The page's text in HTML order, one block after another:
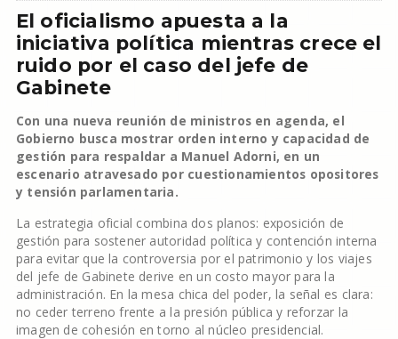
El oficialismo apuesta a la
iniciativa política mientras crece el
ruido por el caso del jefe de
Gabinete
Con una nueva reunión de ministros en agenda, el
Gobierno busca mostrar orden interno y capacidad de
gestión para respaldar a Manuel Adorni, en un
escenario atravesado por cuestionamientos opositores
y tensión parlamentaria.
La estrategia oficial combina dos planos: exposición de
gestión para sostener autoridad política y contención interna
para evitar que la controversia por el patrimonio y los viajes
del jefe de Gabinete derive en un costo mayor para la
administración. En la mesa chica del poder, la señal es clara:
no ceder terreno frente a la presión pública y reforzar la
imagen de cohesión en torno al núcleo presidencial.